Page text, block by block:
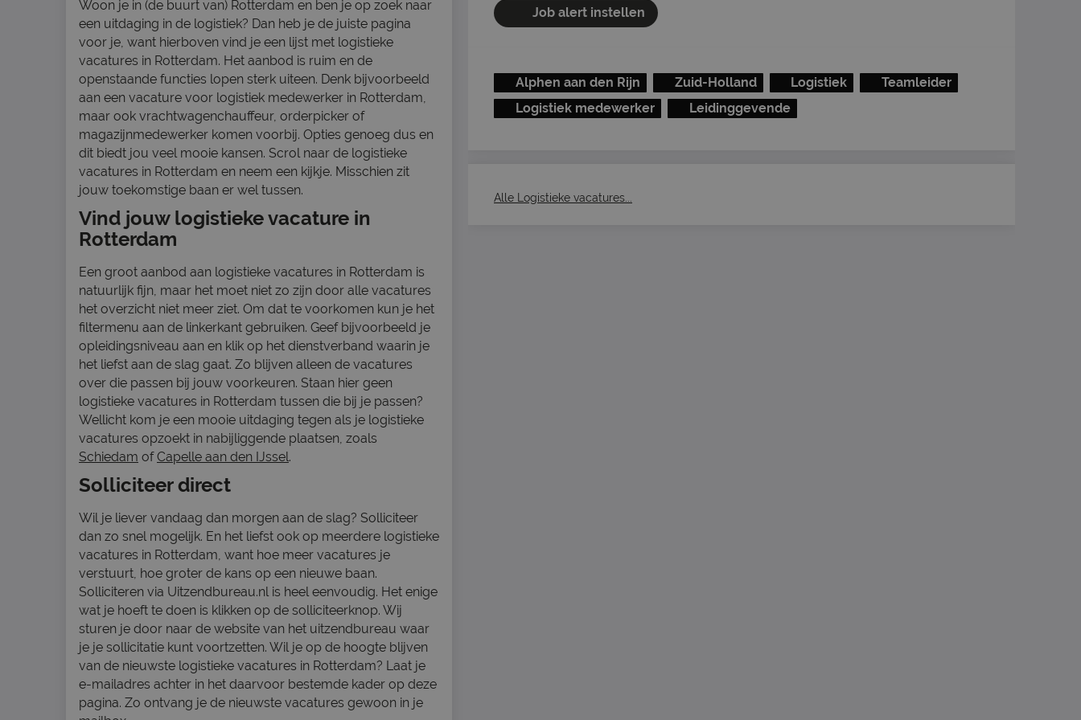
Woon je in (de buurt van) Rotterdam en ben je op zoek naar
een uitdaging in de logistiek? Dan heb je de juiste pagina
voor je, want hierboven vind je een lijst met logistieke
vacatures in Rotterdam. Het aanbod is ruim en de
openstaande functies lopen sterk uiteen. Denk bijvoorbeeld
aan een vacature voor logistiek medewerker in Rotterdam,
maar ook vrachtwagenchauffeur, orderpicker of
magazijnmedewerker komen voorbij. Opties genoeg dus en
dit biedt jou veel mooie kansen. Scrol naar de logistieke
vacatures in Rotterdam en neem een kijkje. Misschien zit
jouw toekomstige baan er wel tussen.
Vind jouw logistieke vacature in
Rotterdam
Een groot aanbod aan logistieke vacatures in Rotterdam is
natuurlijk fijn, maar het moet niet zo zijn door alle vacatures
het overzicht niet meer ziet. Om dat te voorkomen kun je het
filtermenu aan de linkerkant gebruiken. Geef bijvoorbeeld je
opleidingsniveau aan en klik op het dienstverband waarin je
het liefst aan de slag gaat. Zo blijven alleen de vacatures
over die passen bij jouw voorkeuren. Staan hier geen
logistieke vacatures in Rotterdam tussen die bij je passen?
Wellicht kom je een mooie uitdaging tegen als je logistieke
vacatures opzoekt in nabijliggende plaatsen, zoals
Schiedam ofCapelle aan den IJssel.
Solliciteer direct
Wil je liever vandaag dan morgen aan de slag? Solliciteer
dan zo snel mogelijk. En het liefst ook op meerdere logistieke
vacatures in Rotterdam, want hoe meer vacatures je
verstuurt, hoe groter de kans op een nieuwe baan.
Solliciteren via Uitzendbureau.nl is heel eenvoudig. Het enige
wat je hoeft te doen is klikken op de solliciteerknop. Wij
sturen je door naar de website van het uitzendbureau waar
je je sollicitatie kunt voortzetten. Wil je op de hoogte blijven
van de nieuwste logistieke vacatures in Rotterdam? Laat je
e-mailadres achter in het daarvoor bestemde kader op deze
pagina. Zo ontvang je de nieuwste vacatures gewoon in je
Job alert instellen
Alphen aan den Rijn Zuid-Holland Logistiek
Teamleider
Logistiek medewerker
Leidinggevende
Alle Logistieke vacatures...